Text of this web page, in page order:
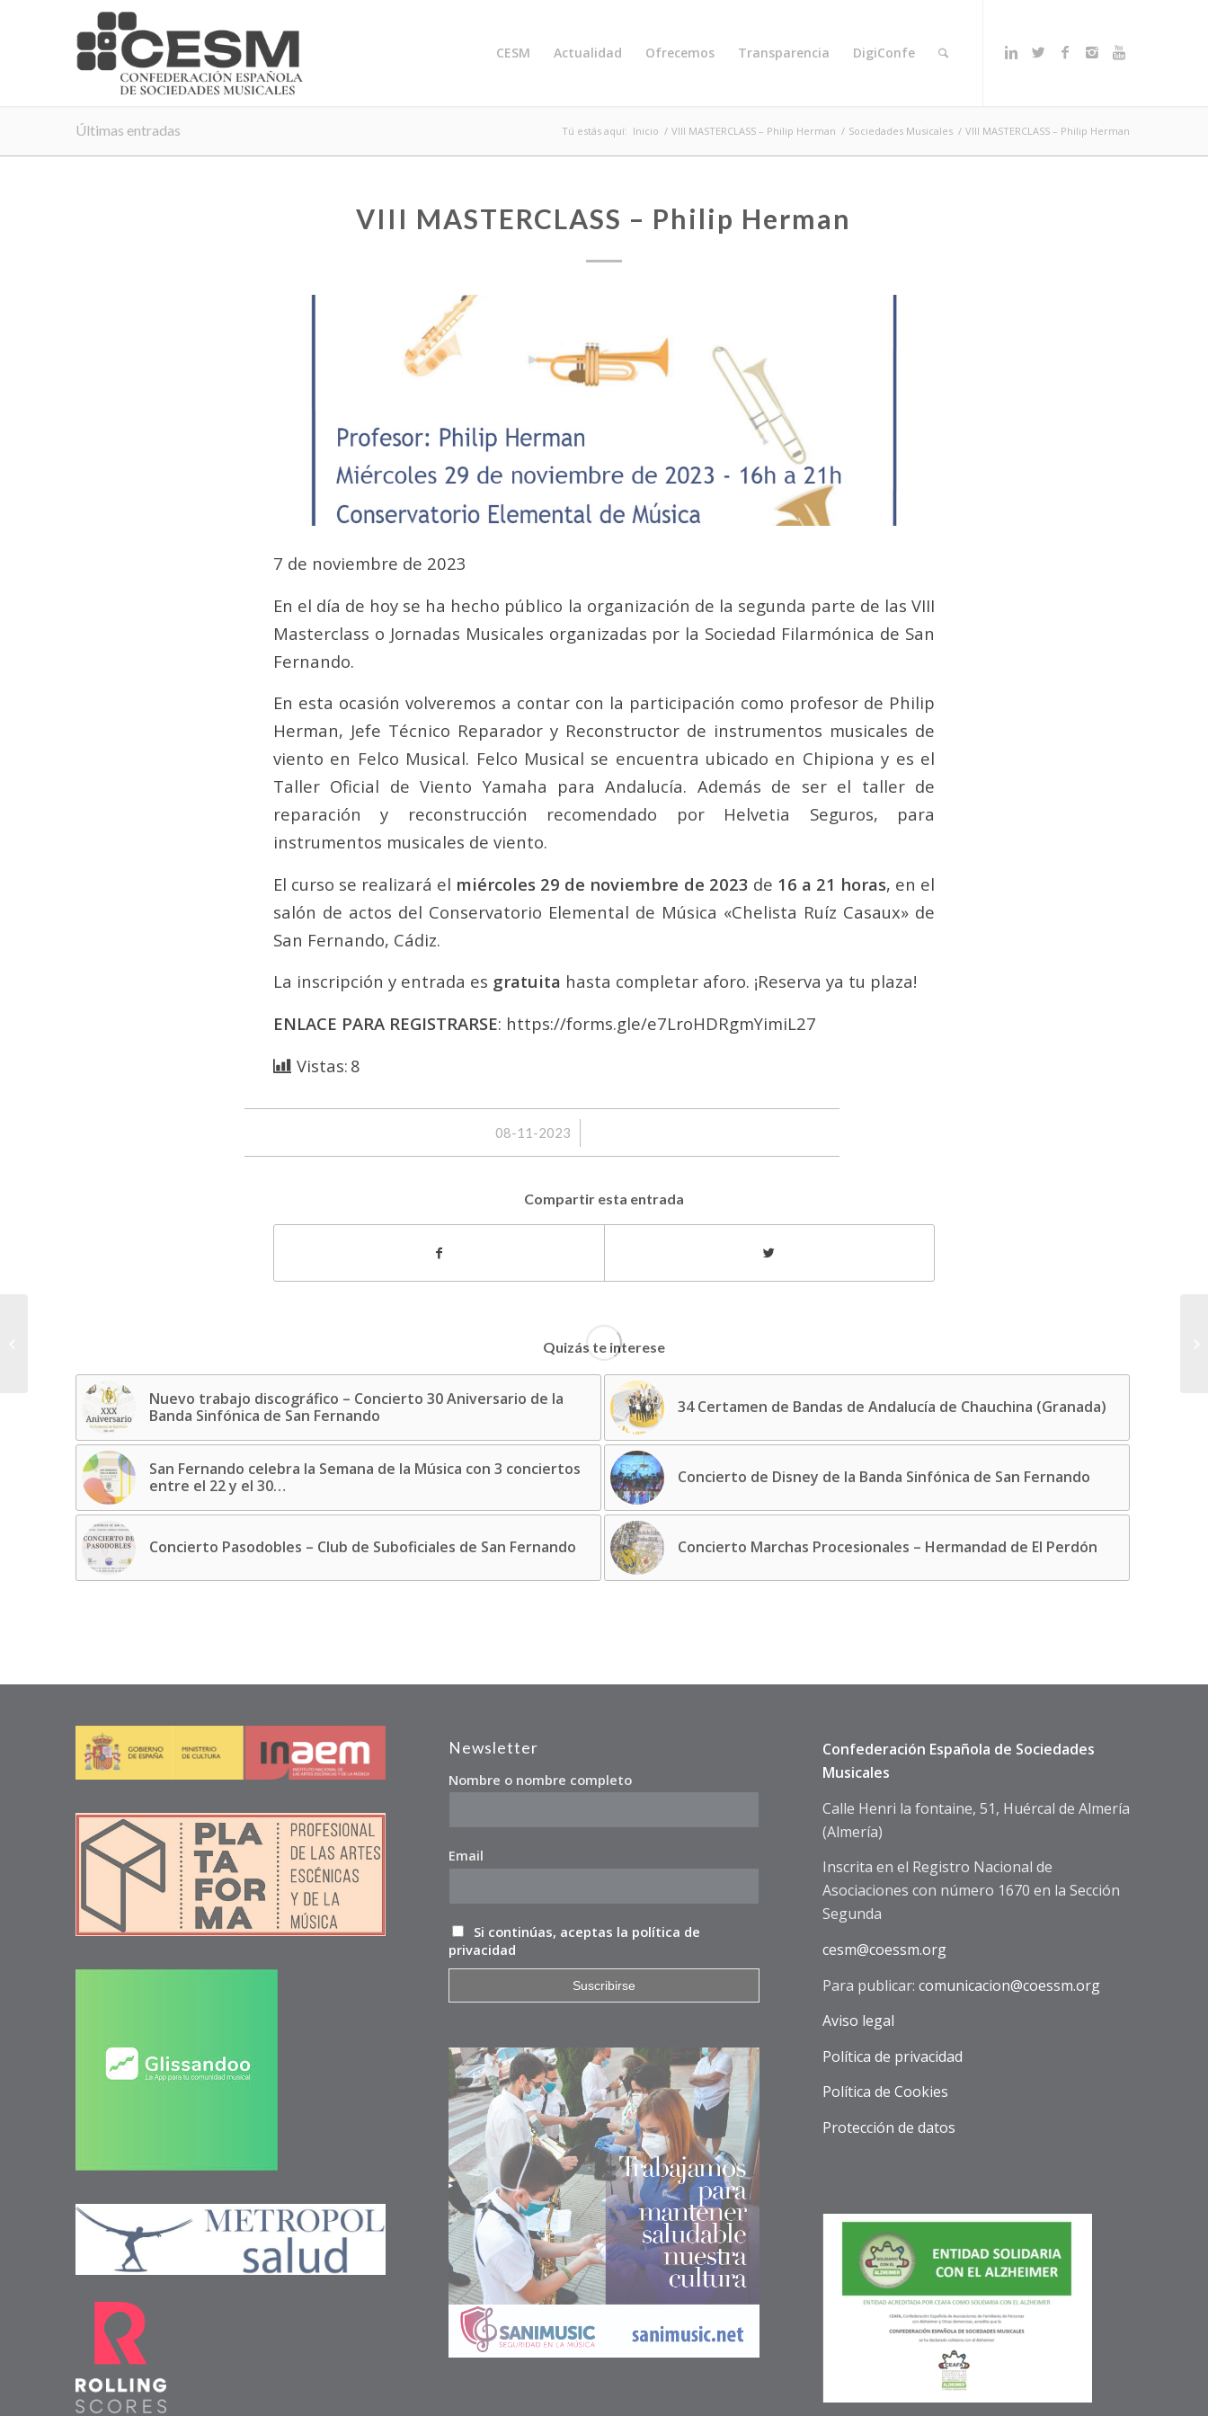
CESM Actualidad Ofrecemos Transparencia DigiConfe
Últimas entradas Tú estás aquí: Inicio / VIII MASTERCLASS – Philip Herman / Sociedades Musicales / VIII MASTERCLASS – Philip Herman
VIII MASTERCLASS – Philip Herman
7 de noviembre de 2023
En el día de hoy se ha hecho público la organización de la segunda parte de las VIII
Masterclass o Jornadas Musicales organizadas por la Sociedad Filarmónica de San
Fernando.
En esta ocasión volveremos a contar con la participación como profesor de Philip
Herman, Jefe Técnico Reparador y Reconstructor de instrumentos musicales de
viento en Felco Musical. Felco Musical se encuentra ubicado en Chipiona y es el
Taller Oficial de Viento Yamaha para Andalucía. Además de ser el taller de
reparación y reconstrucción recomendado por Helvetia Seguros, para
instrumentos musicales de viento.
El curso se realizará el miércoles 29 de noviembre de 2023 de 16 a 21 horas, en el
salón de actos del Conservatorio Elemental de Música «Chelista Ruíz Casaux» de
San Fernando, Cádiz.
La inscripción y entrada es gratuita hasta completar aforo. ¡Reserva ya tu plaza!
ENLACE PARA REGISTRARSE: https://forms.gle/e7LroHDRgmYimiL27
Vistas: 8
08-11-2023
/
Compartir esta entrada
Quizás te interese
Nuevo trabajo discográfico – Concierto 30 Aniversario de la
Banda Sinfónica de San Fernando
34 Certamen de Bandas de Andalucía de Chauchina (Granada)
San Fernando celebra la Semana de la Música con 3 conciertos
entre el 22 y el 30…
Concierto de Disney de la Banda Sinfónica de San Fernando
Concierto Pasodobles – Club de Suboficiales de San Fernando Concierto Marchas Procesionales – Hermandad de El Perdón
Newsletter
Nombre o nombre completo
Email
Si continúas, aceptas la política de
privacidad
Confederación Española de Sociedades
Musicales
Calle Henri la fontaine, 51, Huércal de Almería
(Almería)
Inscrita en el Registro Nacional de
Asociaciones con número 1670 en la Sección
Segunda
cesm@coessm.org
Para publicar:comunicacion@coessm.org
Aviso legal
Política de privacidad
Política de Cookies
Protección de datos
de la Música de...